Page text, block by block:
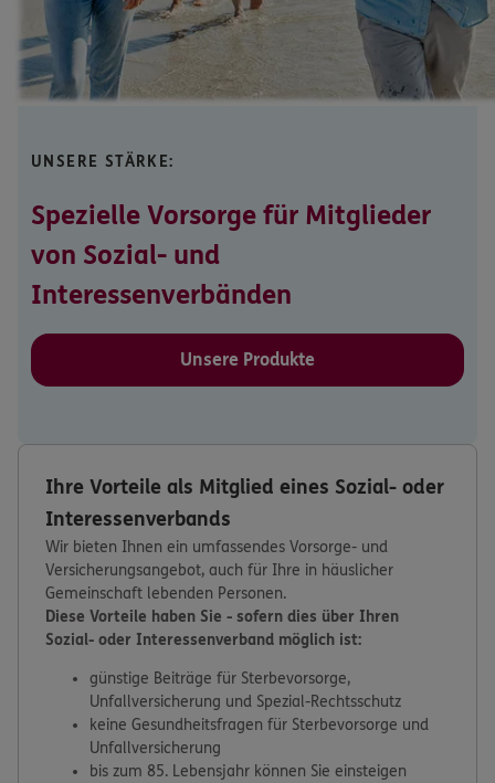
UNSERE STÄRKE:
Spezielle Vorsorge für Mitglieder
von Sozial- und
Interessenverbänden
Unsere Produkte
Ihre Vorteile als Mitglied eines Sozial- oder
Interessenverbands
Wir bieten Ihnen ein umfassendes Vorsorge- und
Versicherungsangebot, auch für Ihre in häuslicher
Gemeinschaft lebenden Personen.
Diese Vorteile haben Sie - sofern dies über Ihren
Sozial- oder Interessenverband möglich ist:
günstige Beiträge für Sterbevorsorge,
Unfallversicherung und Spezial-Rechtsschutz
keine Gesundheitsfragen für Sterbevorsorge und
Unfallversicherung
bis zum 85. Lebensjahr können Sie einsteigen